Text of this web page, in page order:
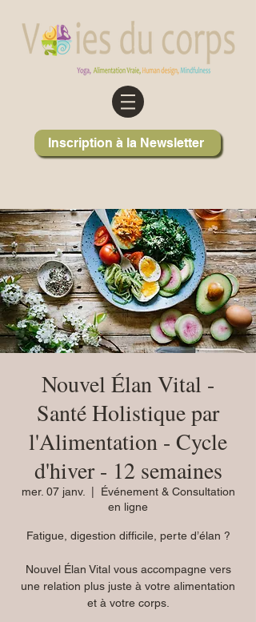
Inscription à la Newsletter
Nouvel Élan Vital -
Santé Holistique par
l'Alimentation - Cycle
d'hiver - 12 semaines
mer. 07 janv.
Événement & Consultation
en ligne
Fatigue, digestion difficile, perte d’élan ?
Nouvel Élan Vital vous accompagne vers
une relation plus juste à votre alimentation
et à votre corps.